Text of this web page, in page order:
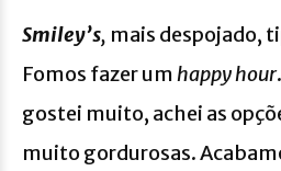
Smiley’s, mais despojado,
Fomos fazer umhappy hour
gostei muito, achei as
muito gordurosas.